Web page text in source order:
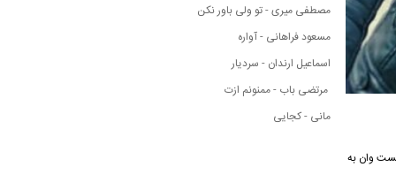
موسیقی نکست وان به
مصطفی میری - تو ولی باور نکن
مسعود فراهانی - آواره
اسماعیل ارندان - سردیار
مرتضی باب - ممنونم ازت
مانی - کجایی